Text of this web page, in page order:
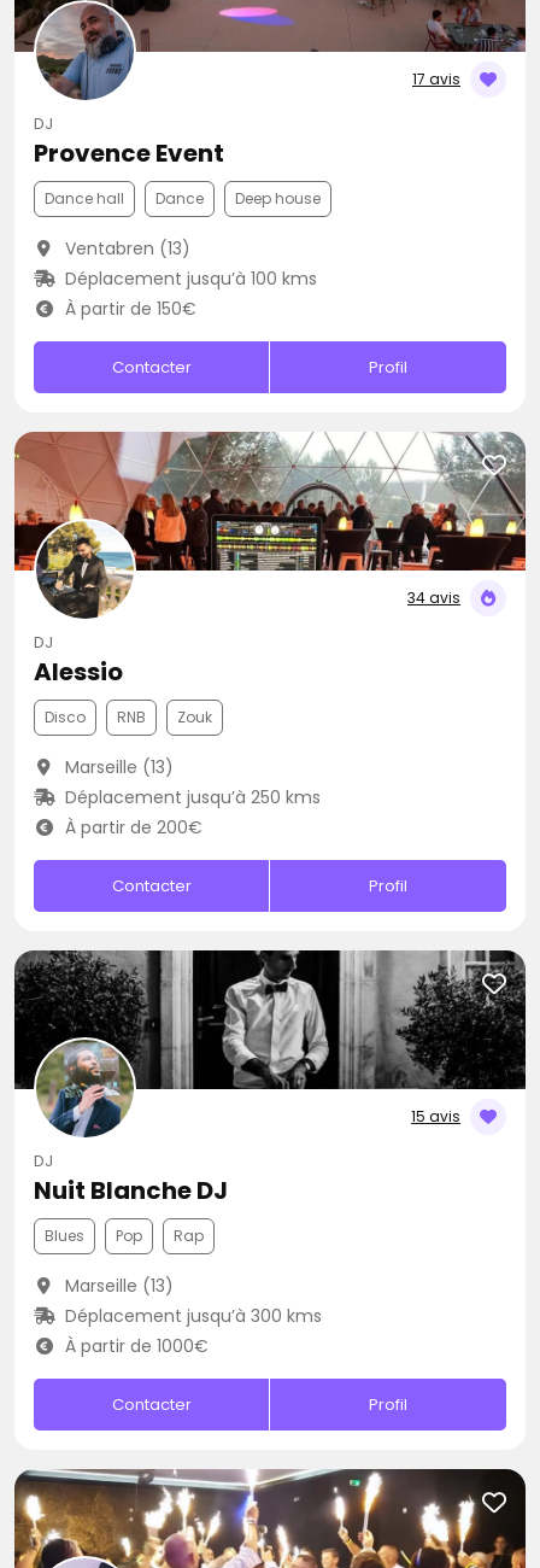
17 avis
DJ
Provence Event
Dance hall Dance Deep house
Ventabren (13)
Déplacement jusqu’à 100 kms
À partir de 150€
Contacter Profil
34 avis
DJ
Alessio
Disco RNB Zouk
Marseille (13)
Déplacement jusqu’à 250 kms
À partir de 200€
Contacter Profil
15 avis
DJ
Nuit Blanche DJ
Blues Pop Rap
Marseille (13)
Déplacement jusqu’à 300 kms
À partir de 1000€
Contacter Profil